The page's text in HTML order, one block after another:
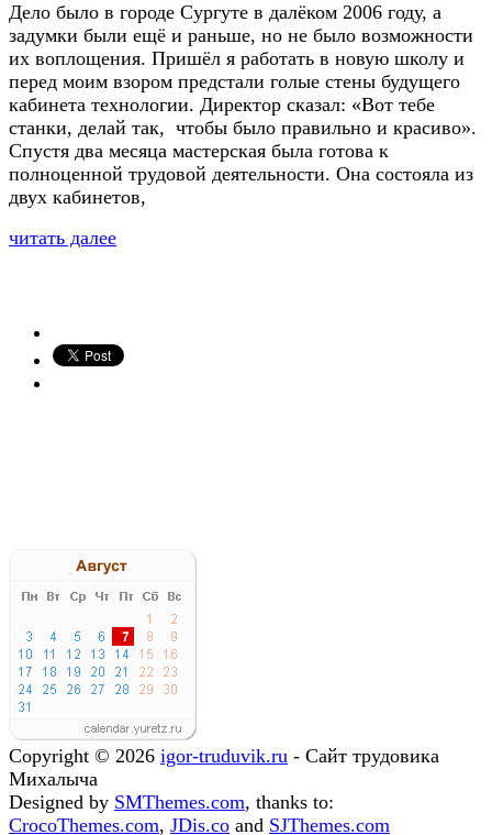
Дело было в городе Сургуте в далёком 2006 году, а
задумки были ещё и раньше, но не было возможности
их воплощения. Пришёл я работать в новую школу и
перед моим взором предстали голые стены будущего
кабинета технологии. Директор сказал: «Вот тебе
станки, делай так, чтобы было правильно и красиво».
Спустя два месяца мастерская была готова к
полноценной трудовой деятельности. Она состояла из
двух кабинетов,
читать далее
Copyright © 2026 igor-truduvik.ru - Сайт трудовика
Михалыча
Designed by SMThemes.com, thanks to:
CrocoThemes.com, JDis.co and SJThemes.com